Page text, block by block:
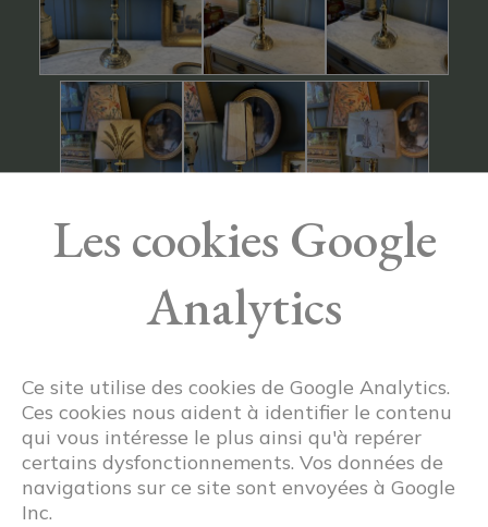
Les cookies Google
Analytics
Ce site utilise des cookies de Google Analytics.
Ces cookies nous aident à identifier le contenu
qui vous intéresse le plus ainsi qu'à repérer
certains dysfonctionnements. Vos données de
navigations sur ce site sont envoyées à Google
Inc.